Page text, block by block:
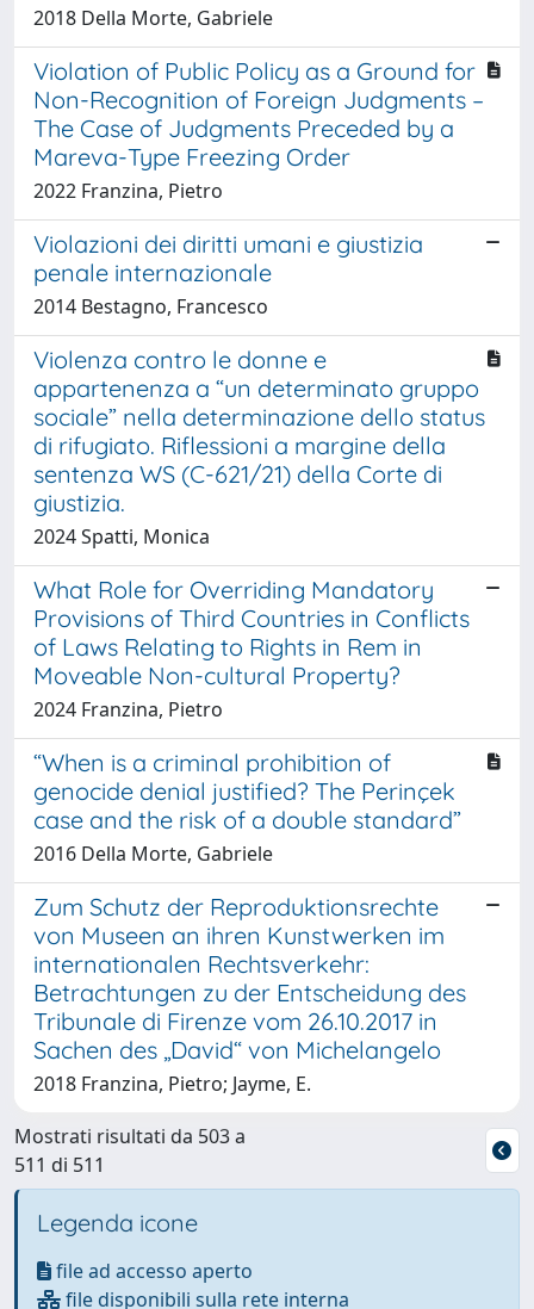
2018 Della Morte, Gabriele
Violation of Public Policy as a Ground for
Non-Recognition of Foreign Judgments –
The Case of Judgments Preceded by a
Mareva-Type Freezing Order
2022 Franzina, Pietro
Violazioni dei diritti umani e giustizia
penale internazionale
2014 Bestagno, Francesco
Violenza contro le donne e
appartenenza a “un determinato gruppo
sociale” nella determinazione dello status
di rifugiato. Riflessioni a margine della
sentenza WS (C-621/21) della Corte di
giustizia.
2024 Spatti, Monica
What Role for Overriding Mandatory
Provisions of Third Countries in Conflicts
of Laws Relating to Rights in Rem in
Moveable Non-cultural Property?
2024 Franzina, Pietro
“When is a criminal prohibition of
genocide denial justified? The Perinçek
case and the risk of a double standard”
2016 Della Morte, Gabriele
Zum Schutz der Reproduktionsrechte
von Museen an ihren Kunstwerken im
internationalen Rechtsverkehr:
Betrachtungen zu der Entscheidung des
Tribunale di Firenze vom 26.10.2017 in
Sachen des „David“ von Michelangelo
2018 Franzina, Pietro; Jayme, E.
Mostrati risultati da 503 a
511 di 511
Legenda icone
file ad accesso aperto
file disponibili sulla rete interna